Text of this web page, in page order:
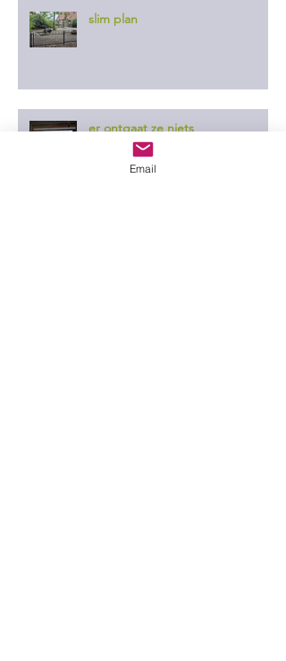
slim plan
er ontgaat ze niets
Email